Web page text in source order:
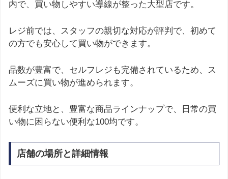
内で、買い物しやすい導線が整った大型店です。
レジ前では、スタッフの親切な対応が評判で、初めて
の方でも安心して買い物ができます。
品数が豊富で、セルフレジも完備されているため、ス
ムーズに買い物が進められます。
便利な立地と、豊富な商品ラインナップで、日常の買
い物に困らない便利な100均です。
店舗の場所と詳細情報